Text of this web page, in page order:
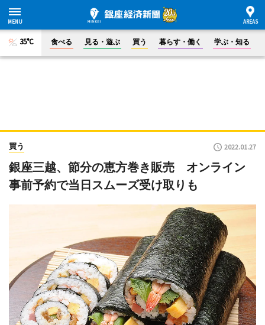
35°C 食べる 見る・遊ぶ 買う 暮らす・働く 学ぶ・知る
買う 2022.01.27
銀座三越、節分の恵方巻き販売 オンライン
事前予約で当日スムーズ受け取りも